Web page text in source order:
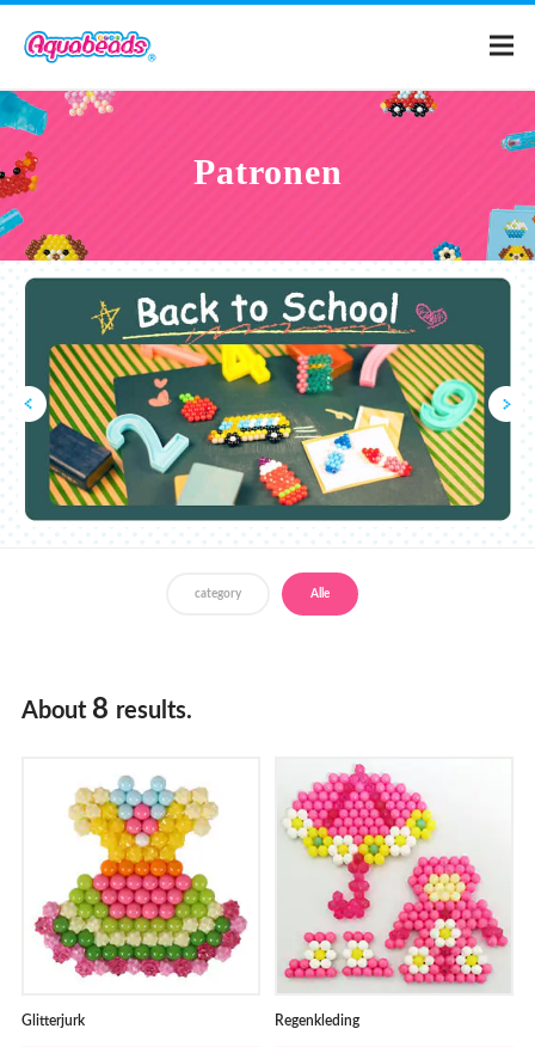
Wat is Aquabeads?
Video's
Voor ouders
Patronen
category Alle
About 8 results.
Glitterjurk Regenkleding